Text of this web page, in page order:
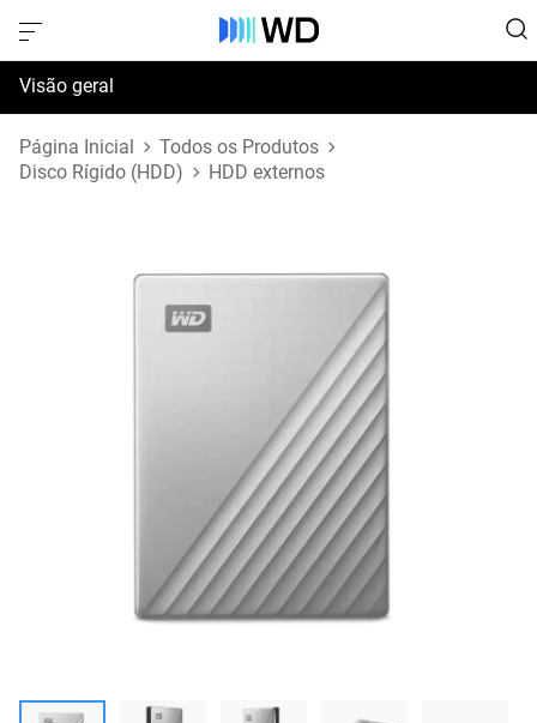
Visão geral
Especificações
Página Inicial
Todos os Produtos
Disco Rígido (HDD)
HDD externos